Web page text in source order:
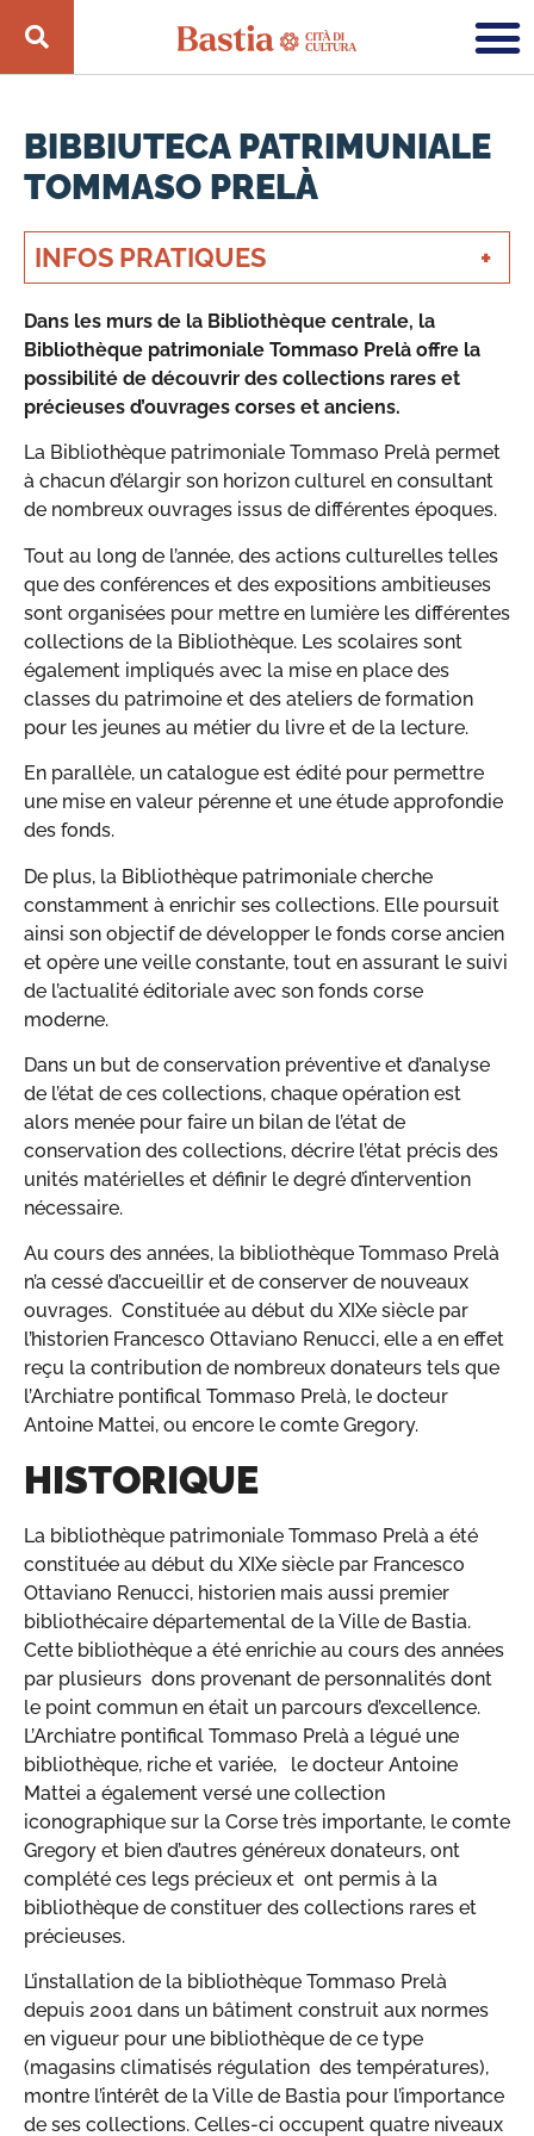
INFOS PRATIQUES
BIBBIUTECA PATRIMUNIALE
TOMMASO PRELÀ
Dans les murs de la Bibliothèque centrale, la
Bibliothèque patrimoniale Tommaso Prelà offre la
possibilité de découvrir des collections rares et
précieuses d’ouvrages corses et anciens.
La Bibliothèque patrimoniale Tommaso Prelà permet
à chacun d’élargir son horizon culturel en consultant
de nombreux ouvrages issus de différentes époques.
Tout au long de l’année, des actions culturelles telles
que des conférences et des expositions ambitieuses
sont organisées pour mettre en lumière les différentes
collections de la Bibliothèque. Les scolaires sont
également impliqués avec la mise en place des
classes du patrimoine et des ateliers de formation
pour les jeunes au métier du livre et de la lecture.
En parallèle, un catalogue est édité pour permettre
une mise en valeur pérenne et une étude approfondie
des fonds.
De plus, la Bibliothèque patrimoniale cherche
constamment à enrichir ses collections. Elle poursuit
ainsi son objectif de développer le fonds corse ancien
et opère une veille constante, tout en assurant le suivi
de l’actualité éditoriale avec son fonds corse
moderne.
Dans un but de conservation préventive et d’analyse
de l’état de ces collections, chaque opération est
alors menée pour faire un bilan de l’état de
conservation des collections, décrire l’état précis des
unités matérielles et définir le degré d’intervention
nécessaire.
Au cours des années, la bibliothèque Tommaso Prelà
n’a cessé d’accueillir et de conserver de nouveaux
ouvrages. Constituée au début du XIXe siècle par
l’historien Francesco Ottaviano Renucci, elle a en effet
reçu la contribution de nombreux donateurs tels que
l’Archiatre pontifical Tommaso Prelà, le docteur
Antoine Mattei, ou encore le comte Gregory.
HISTORIQUE
La bibliothèque patrimoniale Tommaso Prelà a été
constituée au début du XIXe siècle par Francesco
Ottaviano Renucci, historien mais aussi premier
bibliothécaire départemental de la Ville de Bastia.
Cette bibliothèque a été enrichie au cours des années
par plusieurs dons provenant de personnalités dont
le point commun en était un parcours d’excellence.
L’Archiatre pontifical Tommaso Prelà a légué une
bibliothèque, riche et variée, le docteur Antoine
Mattei a également versé une collection
iconographique sur la Corse très importante, le comte
Gregory et bien d’autres généreux donateurs, ont
complété ces legs précieux et ont permis à la
bibliothèque de constituer des collections rares et
précieuses.
L’installation de la bibliothèque Tommaso Prelà
depuis 2001 dans un bâtiment construit aux normes
en vigueur pour une bibliothèque de ce type
(magasins climatisés régulation des températures),
montre l’intérêt de la Ville de Bastia pour l’importance
de ses collections. Celles-ci occupent quatre niveaux